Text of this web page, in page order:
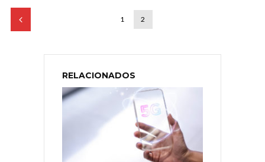
1 2
RELACIONADOS